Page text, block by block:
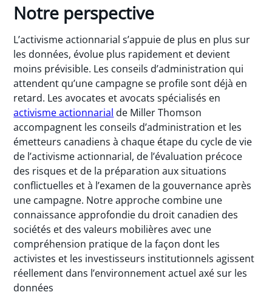
Notre perspective
L’activisme actionnarial s’appuie de plus en plus sur
les données, évolue plus rapidement et devient
moins prévisible. Les conseils d’administration qui
attendent qu’une campagne se profile sont déjà en
retard. Les avocates et avocats spécialisés en
activisme actionnarial de Miller Thomson
accompagnent les conseils d’administration et les
émetteurs canadiens à chaque étape du cycle de vie
de l’activisme actionnarial, de l’évaluation précoce
des risques et de la préparation aux situations
conflictuelles et à l’examen de la gouvernance après
une campagne. Notre approche combine une
connaissance approfondie du droit canadien des
sociétés et des valeurs mobilières avec une
compréhension pratique de la façon dont les
activistes et les investisseurs institutionnels agissent
réellement dans l’environnement actuel axé sur les
données